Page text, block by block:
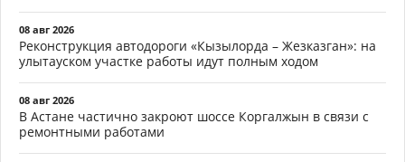
08 авг 2026
Реконструкция автодороги «Кызылорда – Жезказган»: на
улытауском участке работы идут полным ходом
08 авг 2026
В Астане частично закроют шоссе Коргалжын в связи с
ремонтными работами